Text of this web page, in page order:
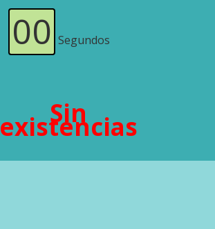
00 Segundos
Sin
existencias